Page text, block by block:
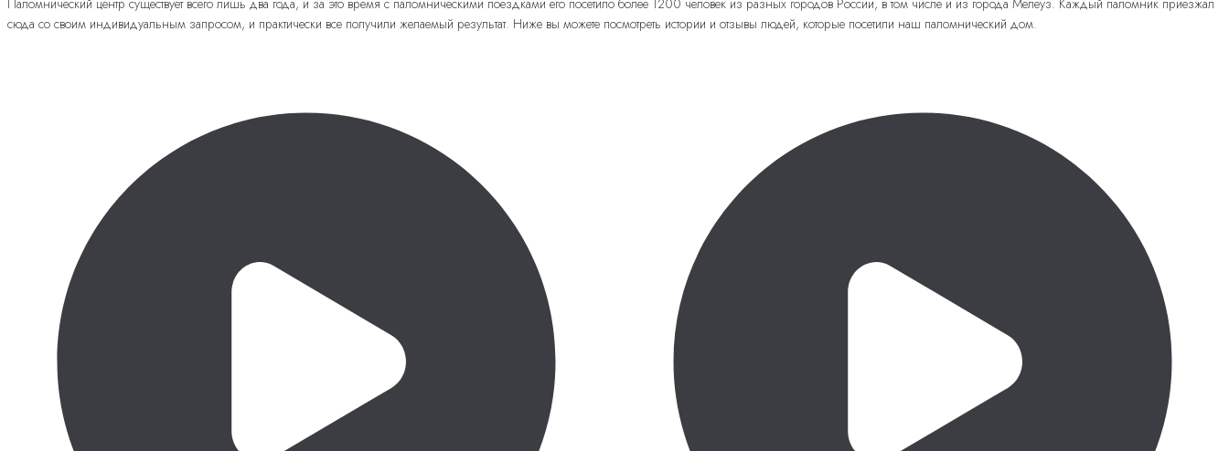
Паломнический центр существует всего лишь два года, и за это время с паломническими поездками его посетило более 1200 человек из разных городов России, в том числе и из города Мелеуз. Каждый паломник приезжал
сюда со своим индивидуальным запросом, и практически все получили желаемый результат. Ниже вы можете посмотреть истории и отзывы людей, которые посетили наш паломнический дом.